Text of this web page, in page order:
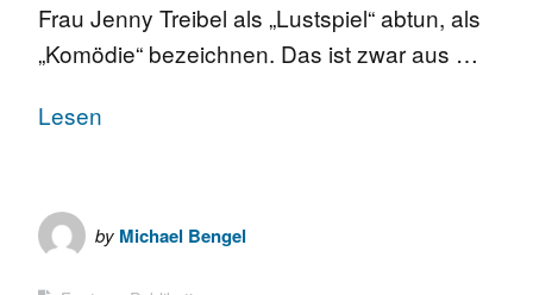
Frau Jenny Treibel als „Lustspiel“ abtun, als
„Komödie“ bezeichnen. Das ist zwar aus …
Lesen
by Michael Bengel